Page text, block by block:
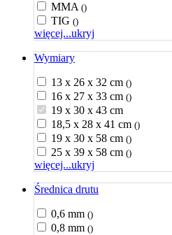
MMA ()
TIG ()
więcej...ukryj
Wymiary
13 x 26 x 32 cm ()
16 x 27 x 33 cm ()
19 x 30 x 43 cm
18,5 x 28 x 41 cm ()
19 x 30 x 58 cm ()
25 x 39 x 58 cm ()
więcej...ukryj
Średnica drutu
0,6 mm ()
0,8 mm ()